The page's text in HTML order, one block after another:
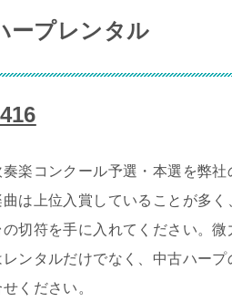
ープレンタル
楽コンクール予選・本選を弊
曲は上位入賞していることが多
切符を手に入れてください。
レンタルだけでなく、中古ハー
ください。